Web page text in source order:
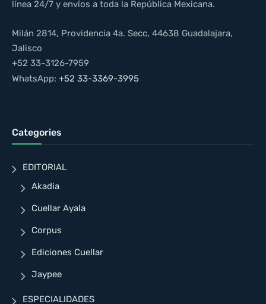
línea 24/7 y envíos a toda la República Mexicana.
Milán 2814, Providencia 4a. Secc, 44638 Guadalajara,
Jalisco
+52 33-3126-7959
WhatsApp: +52 33-3369-3995
Categories
EDITORIAL
Akadia
Cuellar Ayala
Corpus
Ediciones Cuellar
Jaypee
ESPECIALIDADES